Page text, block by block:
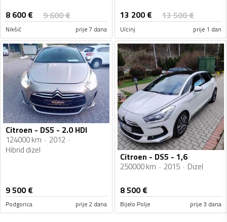
8 600€ 9 600€
Nikšić prije 7 dana
13 200€ 13 500€
Ulcinj prije 1 dan
Citroen - DS5 - 2.0 HDI
124000 km
2012
Hibrid dizel
9 500€
Podgorica prije 2 dana
Citroen - DS5 - 1,6
250000 km 2015 Dizel
8 500€
Bijelo Polje prije 3 dana